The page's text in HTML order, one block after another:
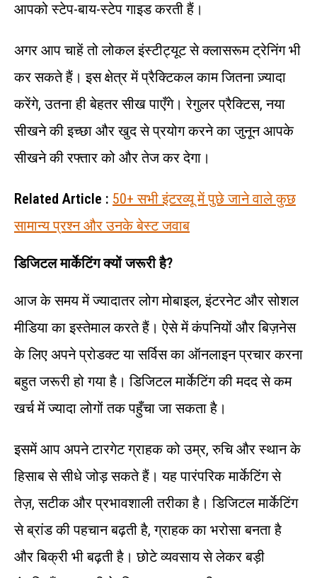
आपको स्टेप-बाय-स्टेप गाइड करती हैं।
अगर आप चाहें तो लोकल इंस्टीट्यूट से क्लासरूम ट्रेनिंग भी
कर सकते हैं। इस क्षेत्र में प्रैक्टिकल काम जितना ज़्यादा
करेंगे, उतना ही बेहतर सीख पाएँगे। रेगुलर प्रैक्टिस, नया
सीखने की इच्छा और खुद से प्रयोग करने का जुनून आपके
सीखने की रफ्तार को और तेज कर देगा।
Related Article : 50+ सभी इंटरव्यू में पुछे जाने वाले कुछ
सामान्य प्रश्न और उनके बेस्ट जवाब
डिजिटल मार्केटिंग क्यों जरूरी है?
आज के समय में ज्यादातर लोग मोबाइल, इंटरनेट और सोशल
मीडिया का इस्तेमाल करते हैं। ऐसे में कंपनियों और बिज़नेस
के लिए अपने प्रोडक्ट या सर्विस का ऑनलाइन प्रचार करना
बहुत जरूरी हो गया है। डिजिटल मार्केटिंग की मदद से कम
खर्च में ज्यादा लोगों तक पहुँचा जा सकता है।
इसमें आप अपने टारगेट ग्राहक को उम्र, रुचि और स्थान के
हिसाब से सीधे जोड़ सकते हैं। यह पारंपरिक मार्केटिंग से
तेज़, सटीक और प्रभावशाली तरीका है। डिजिटल मार्केटिंग
से ब्रांड की पहचान बढ़ती है, ग्राहक का भरोसा बनता है
और बिक्री भी बढ़ती है। छोटे व्यवसाय से लेकर बड़ी